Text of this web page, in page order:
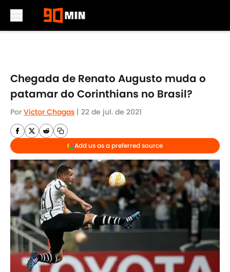
Chegada de Renato Augusto muda o
patamar do Corinthians no Brasil?
Por Victor Chagas | 22 de jul. de 2021
Add us as a preferred source